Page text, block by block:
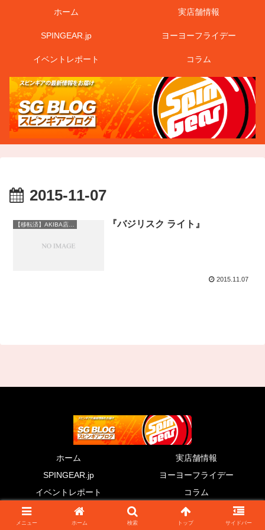
ホーム 実店舗情報
SPINGEAR.jp ヨーヨーフライデー
イベントレポート コラム
2015-11-07
【移転済】AKIBA店情報 『バジリスク ライト』
2015.11.07
ホーム
実店舗情報
SPINGEAR.jp
ヨーヨーフライデー
イベントレポート
コラム
© 2011 SG BLOG.
メニュー ホーム 検索 トップ サイドバー